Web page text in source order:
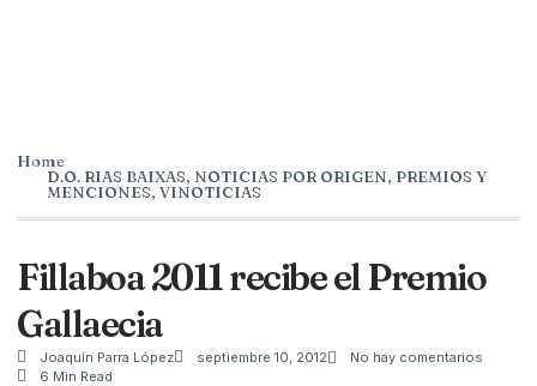
Home
D.O. RIAS BAIXAS, NOTICIAS POR ORIGEN, PREMIOS Y
MENCIONES, VINOTICIAS
Fillaboa 2011 recibe el Premio
Gallaecia
Joaquín Parra López septiembre 10, 2012
No hay comentarios
6 Min Read